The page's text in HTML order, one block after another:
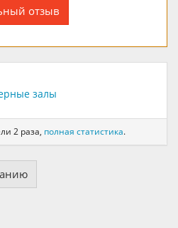
отзыв
залы
2 раза, полная статистика.